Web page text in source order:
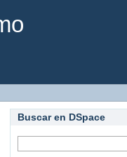
Buscar en DSpace